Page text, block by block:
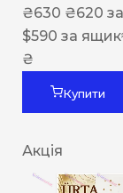
₴630 ₴620
$590 за ящик
₴
Купити
Акція